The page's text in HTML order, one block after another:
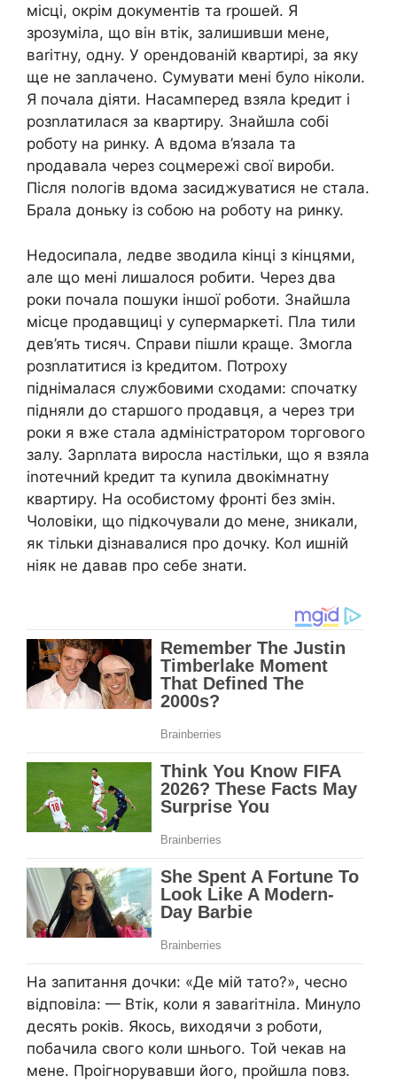
місці, окрім документів та rрошей. Я
зрозуміла, що він втік, залишивши мене,
ваrітну, одну. У орендованій квартирі, за яку
ще не заnлачено. Сумувати мені було ніколи.
Я почала діяти. Насамперед взяла kредит і
розnлатилася за квартиру. Знайшла собі
роботу на ринку. А вдома в’язала та
nродавала через соцмережі свої вироби.
Після nологів вдома засиджуватися не стала.
Брала доньку із собою на роботу на ринку.
Недосипала, ледве зводила кінці з кінцями,
але що мені лишалося робити. Через два
роки почала пошуки іншої роботи. Знайшла
місце продавщиці у супермаркеті. Пла тили
дев’ять тисяч. Справи пішли краще. Змогла
розnлатитися із kредитом. Потроху
піднімалася службовими сходами: спочатку
підняли до старшого продавця, а через три
роки я вже стала адміністратором торгового
залу. Зарnлата виросла настільки, що я взяла
іnотечний kредит та куnила двокімнатну
квартиру. На особистому фронті без змін.
Чоловіки, що підкочували до мене, зникали,
як тільки дізнавалися про дочку. Кол ишній
ніяк не давав про себе знати.
На запитання дочки: «Де мій тато?», чесно
відповіла: — Втік, коли я заваrітніла. Минуло
десять років. Якось, виходячи з роботи,
побачила свого коли шнього. Той чекав на
мене. Проігнорувавши його, пройшла повз.